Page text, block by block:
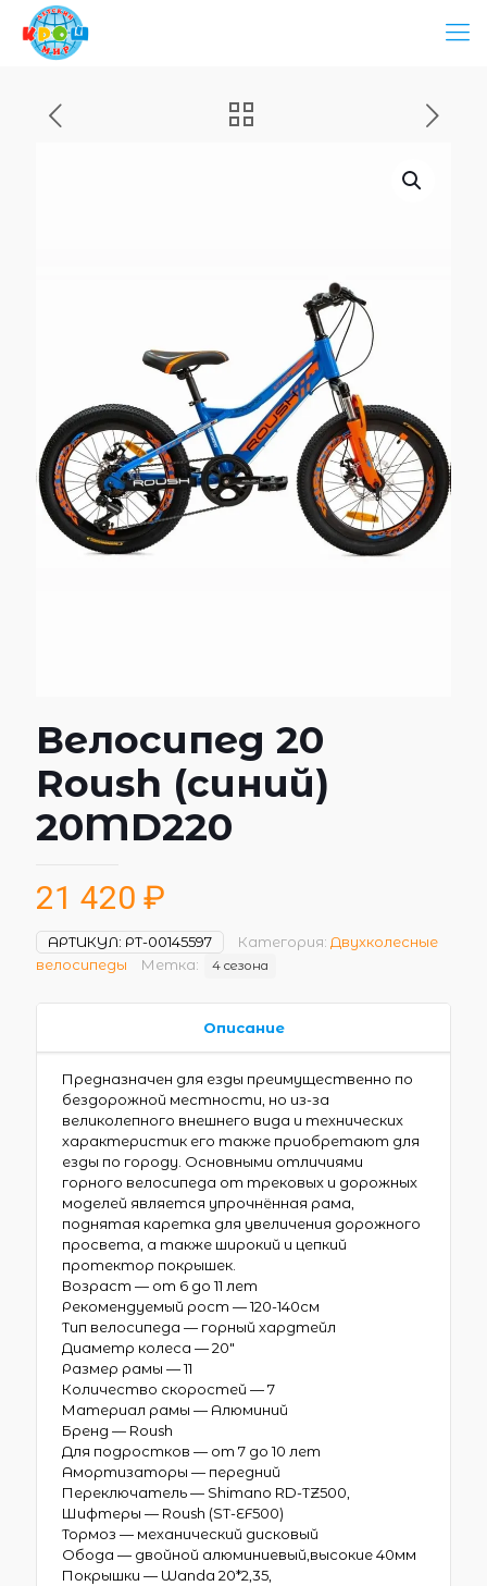
Велосипед 20
Roush (синий)
20MD220
21 420 ₽
АРТИКУЛ: РТ-00145597 Категория: Двухколесные
велосипеды
Метка: 4 сезона
Описание
Предназначен для езды преимущественно по
бездорожной местности, но из-за
великолепного внешнего вида и технических
характеристик его также приобретают для
езды по городу. Основными отличиями
горного велосипеда от трековых и дорожных
моделей является упрочнённая рама,
поднятая каретка для увеличения дорожного
просвета, а также широкий и цепкий
протектор покрышек.
Возраст — от 6 до 11 лет
Рекомендуемый рост — 120-140см
Тип велосипеда — горный хардтейл
Диаметр колеса — 20″
Размер рамы — 11
Количество скоростей — 7
Материал рамы — Алюминий
Бренд — Roush
Для подростков — от 7 до 10 лет
Амортизаторы — передний
Переключатель — Shimano RD-TZ500,
Шифтеры — Roush (ST-EF500)
Тормоз — механический дисковый
Обода — двойной алюминиевый,высокие 40мм
Покрышки — Wanda 20*2,35,